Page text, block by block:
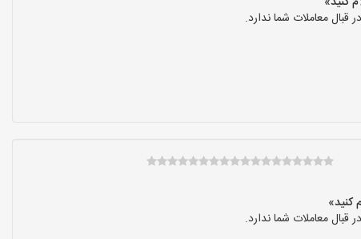
معاملات شما ندارد.
معاملات شما ندارد.